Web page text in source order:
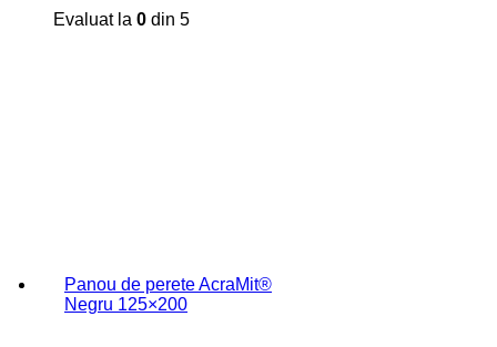
Evaluat la 0 din 5
Panou de perete AcraMit®
Negru 125×200